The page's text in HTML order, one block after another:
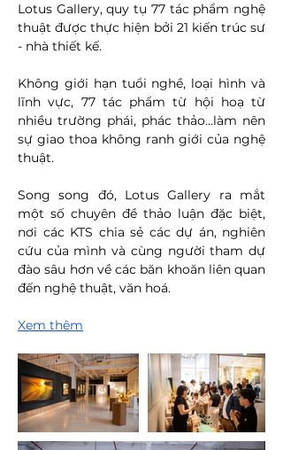
Lotus Gallery, quy tụ 77 tác phẩm nghệ
thuật được thực hiện bởi 21 kiến trúc sư
- nhà thiết kế.
Không giới hạn tuổi nghề, loại hình và
lĩnh vực, 77 tác phẩm từ hội hoạ từ
nhiều trường phái, phác thảo…làm nên
sự giao thoa không ranh giới của nghệ
thuật.
Song song đó, Lotus Gallery ra mắt
một số chuyên đề thảo luận đặc biệt,
nơi các KTS chia sẻ các dự án, nghiên
cứu của mình và cùng người tham dự
đào sâu hơn về các băn khoăn liên quan
đến nghệ thuật, văn hoá.
Xem thêm